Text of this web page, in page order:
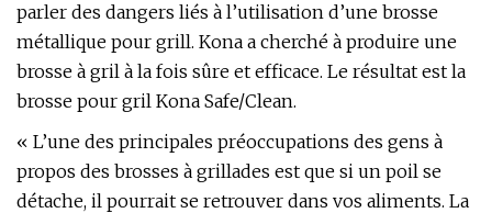
parler des dangers liés à l’utilisation d’une brosse
métallique pour grill. Kona a cherché à produire une
brosse à gril à la fois sûre et efficace. Le résultat est la
brosse pour gril Kona Safe/Clean.
« L’une des principales préoccupations des gens à
propos des brosses à grillades est que si un poil se
détache, il pourrait se retrouver dans vos aliments. La